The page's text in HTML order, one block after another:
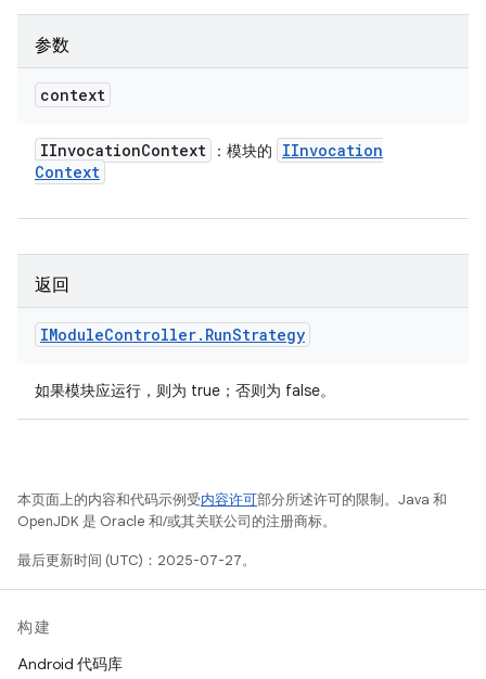
参数
context
IInvocationContext ：模块的
IInvocation
Context
返回
IModuleController. RunStrategy
如果模块应运行，则为 true；否则为 false。
本页面上的内容和代码示例受内容许可部分所述许可的限制。Java 和
OpenJDK 是 Oracle 和/或其关联公司的注册商标。
最后更新时间 (UTC)：2025-07-27。
构建
Android 代码库